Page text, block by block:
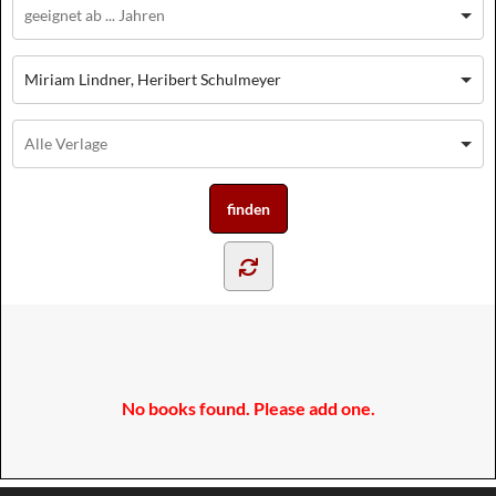
Miriam Lindner, Heribert Schulmeyer
No books found. Please add one.